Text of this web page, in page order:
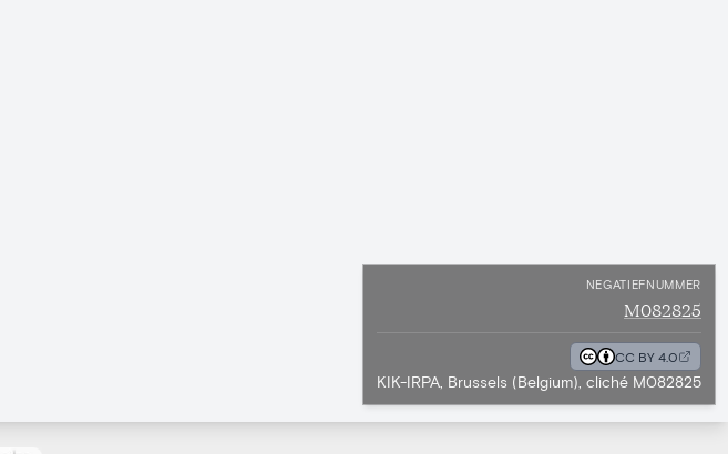
NEGATIEFNUMMER
M082825
CC BY 4.0
KIK-IRPA, Brussels (Belgium), cliché M082825